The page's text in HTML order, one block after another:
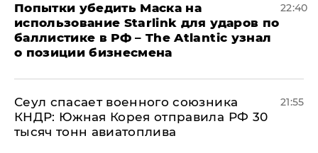
Попытки убедить Маска на
использование Starlink для ударов по
баллистике в РФ – The Atlantic узнал
о позиции бизнесмена
22:40
​Сеул спасает военного союзника
КНДР: Южная Корея отправила РФ 30
тысяч тонн авиатоплива
21:55